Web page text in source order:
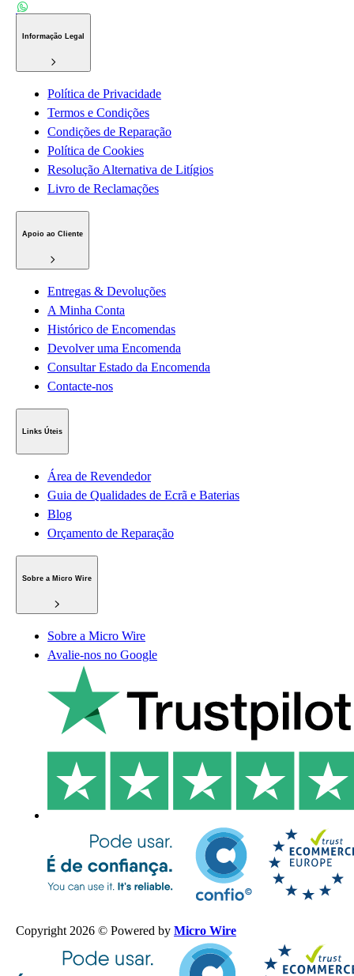
Informação Legal
Política de Privacidade
Termos e Condições
Condições de Reparação
Política de Cookies
Resolução Alternativa de Litígios
Livro de Reclamações
Apoio ao Cliente
Entregas & Devoluções
A Minha Conta
Histórico de Encomendas
Devolver uma Encomenda
Consultar Estado da Encomenda
Contacte-nos
Links Úteis
Área de Revendedor
Guia de Qualidades de Ecrã e Baterias
Blog
Orçamento de Reparação
Sobre a Micro Wire
Sobre a Micro Wire
Avalie-nos no Google
Copyright 2026 © Powered by Micro Wire